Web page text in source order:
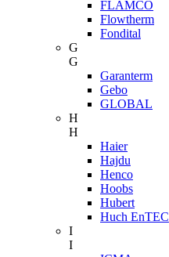
FLAMCO
Flowtherm
Fondital
G
G
Garanterm
Gebo
GLOBAL
H
H
Haier
Hajdu
Henco
Hoobs
Hubert
Huch EnTEC
I
I